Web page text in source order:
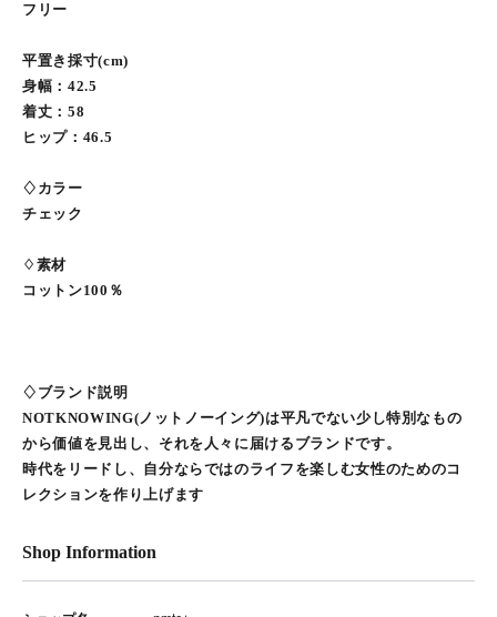
フリー
平置き採寸(cm)
身幅：42.5
着丈：58
ヒップ：46.5
♢カラー
チェック
♢素材
コットン100％
♢ブランド説明
NOTKNOWING(ノットノーイング)は平凡でない少し特別なもの
から価値を見出し、それを人々に届けるブランドです。
時代をリードし、自分ならではのライフを楽しむ女性のためのコ
レクションを作り上げます
Shop Information